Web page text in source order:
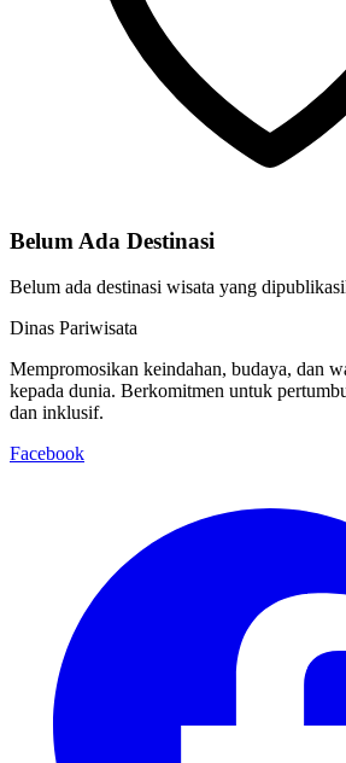
Belum Ada Destinasi
Belum ada destinasi wisata yang
Dinas Pariwisata
Mempromosikan keindahan, budaya, dan
kepada dunia. Berkomitmen untuk
dan inklusif.
Facebook